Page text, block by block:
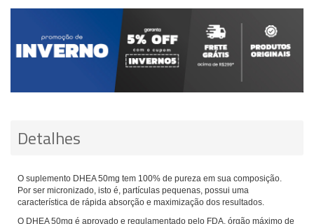
Detalhes
O suplemento DHEA 50mg tem 100% de pureza em sua composição.
Por ser micronizado, isto é, partículas pequenas, possui uma
característica de rápida absorção e maximização dos resultados.
O DHEA 50mg é aprovado e regulamentado pelo FDA, órgão máximo de